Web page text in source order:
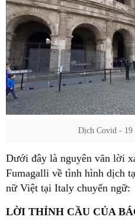
Dịch Covid - 19
Dưới đây là nguyên văn lời
Fumagalli về tình hình dịch
nữ Việt tại Italy chuyển ngữ:
LỜI THỈNH CẦU CỦA